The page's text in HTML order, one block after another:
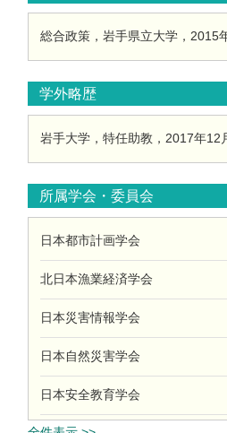
総合政策，岩手県立大学，2015
学外略歴
岩手大学，特任助教，2017年12
所属学会・委員会
日本都市計画学会
北日本漁業経済学会
日本災害情報学会
日本自然災害学会
日本安全教育学会